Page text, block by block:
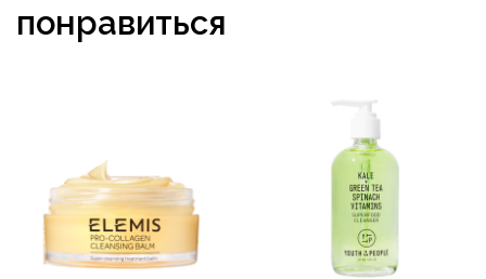
понравиться